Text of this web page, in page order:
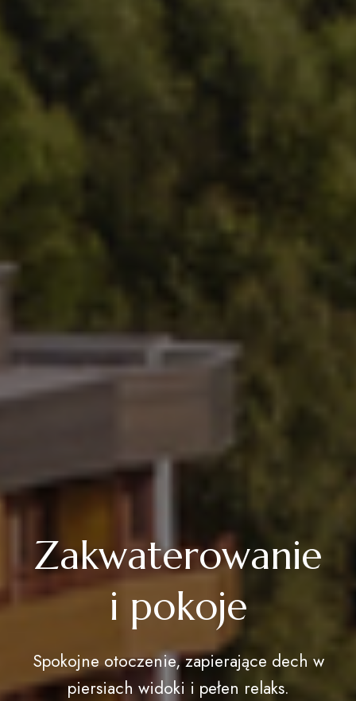
Zakwaterowanie
i pokoje
Spokojne otoczenie, zapierające dech w
piersiach widoki i pełen relaks.